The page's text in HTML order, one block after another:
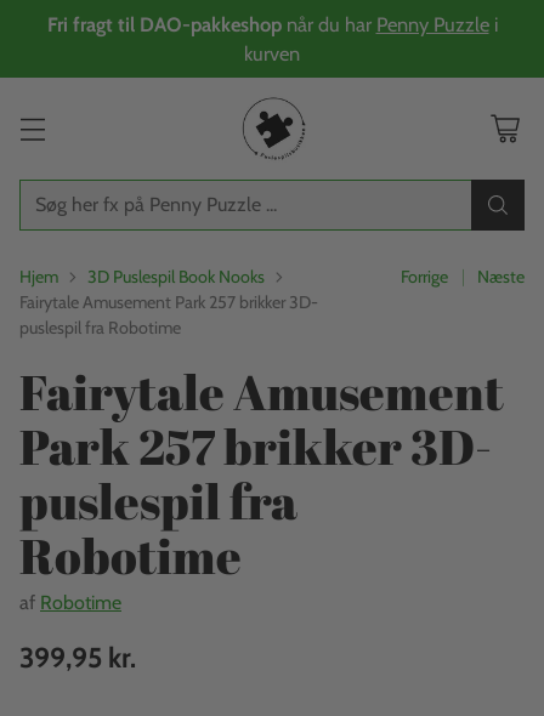
Fri fragt til DAO-pakkeshopnår du har Penny Puzzlei
kurven
Søg her fx på Penny Puzzle ...
Hjem
3D Puslespil Book Nooks
Fairytale Amusement Park 257 brikker 3D-
puslespil fra Robotime
Forrige Næste
Fairytale Amusement
Park 257 brikker 3D-
puslespil fra
Robotime
af Robotime
Normalpris
399,95 kr.